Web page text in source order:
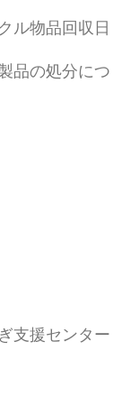
ル物品回収日
品の処分につ
支援センター